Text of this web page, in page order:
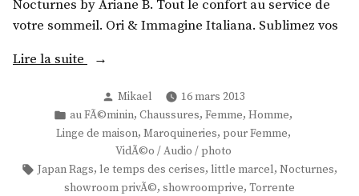
A
s
e
s
B
n
c
o
r
Nocturnes by Ariane B. Tout le confort au service de
votre sommeil. Ori & Immagine Italiana. Sublimez vos
Lire la suite
o
r
e
Publié
par
Mikael
16 mars 2013
Publié
dans
au FÃ©minin, Chaussures, Femme, Homme,
Linge de maison, Maroquineries, pour Femme,
VidÃ©o / Audio / photo
Étiquettes :
Japan Rags, le temps des cerises, little marcel, Nocturnes,
showroom privÃ©, showroomprive, Torrente